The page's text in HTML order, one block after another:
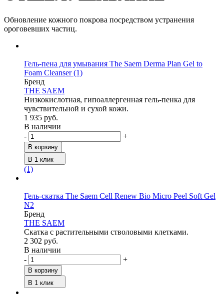
Обновление кожного покрова посредством устранения
ороговевших частиц.
Гель-пена для умывания The Saem Derma Plan Gel to
Foam Cleanser(1)
Бренд
THE SAEM
Низкокислотная, гипоаллергенная гель-пенка для
чувствительной и сухой кожи.
1 935 руб.
В наличии
-
+
В корзину
В 1 клик
(1)
Гель-скатка The Saem Cell Renew Bio Micro Peel Soft Gel
N2
Бренд
THE SAEM
Скатка с растительными стволовыми клетками.
2 302 руб.
В наличии
-
+
В корзину
В 1 клик